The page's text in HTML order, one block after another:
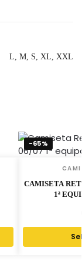
L, M, S, XL, XXL
-65%
CAMISETA
1ª